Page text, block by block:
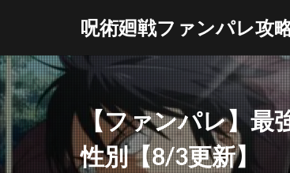
呪術廻戦ファンパレ攻
【ファンパレ】最
性別【8/3更新】